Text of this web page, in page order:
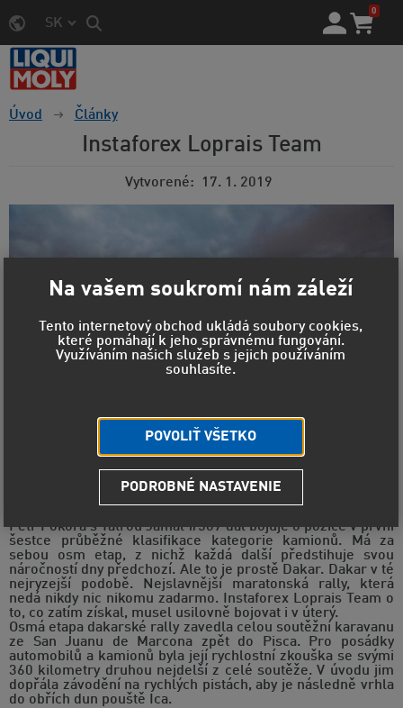
SK
0
Úvod Články
Instaforex Loprais Team
Vytvorené 17. 1. 2019
Petr Pokora s Tatrou Jamal #507 dál bojuje o pozice v první
šestce průběžné klasifikace kategorie kamionů. Má za
sebou osm etap, z nichž každá další předstihuje svou
náročností dny předchozí. Ale to je prostě Dakar. Dakar v té
nejryzejší podobě. Nejslavnější maratonská rally, která
nedá nikdy nic nikomu zadarmo. Instaforex Loprais Team o
to, co zatím získal, musel usilovně bojovat i v úterý.
Osmá etapa dakarské rally zavedla celou soutěžní karavanu
ze San Juanu de Marcona zpět do Pisca. Pro posádky
automobilů a kamionů byla její rychlostní zkouška se svými
360 kilometry druhou nejdelší z celé soutěže. V úvodu jim
dopřála závodění na rychlých pistách, aby je následně vrhla
do obřích dun pouště Ica.
Na vašem soukromí nám záleží
Tento internetový obchod ukládá soubory cookies,
které pomáhají k jeho správnému fungování.
Využíváním našich služeb s jejich používáním
souhlasíte.
POVOLIŤ VŠETKO
PODROBNÉ NASTAVENIE